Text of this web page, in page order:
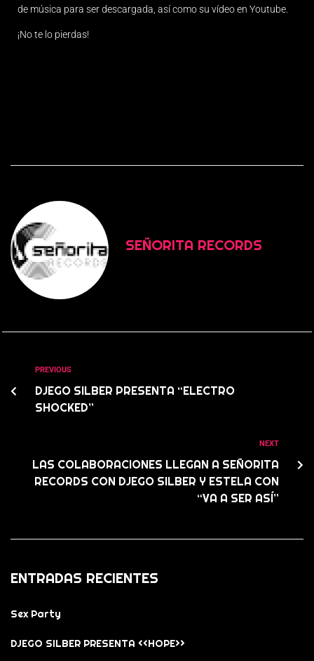
de música para ser descargada, así como su vídeo en Youtube.
¡No te lo pierdas!
SEÑORITA RECORDS
PREVIOUS
DJEGO SILBER PRESENTA “ELECTRO
SHOCKED”
NEXT
LAS COLABORACIONES LLEGAN A SEÑORITA
RECORDS CON DJEGO SILBER Y ESTELA CON
“VA A SER ASÍ”
ENTRADAS RECIENTES
Sex Party
DJEGO SILBER PRESENTA <<HOPE>>